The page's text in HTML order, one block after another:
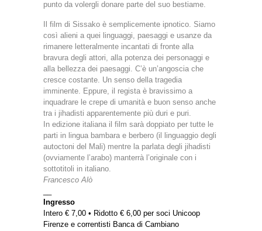
punto da volergli donare parte del suo bestiame.
Il film di Sissako è semplicemente ipnotico. Siamo
così alieni a quei linguaggi, paesaggi e usanze da
rimanere letteralmente incantati di fronte alla
bravura degli attori, alla potenza dei personaggi e
alla bellezza dei paesaggi. C’è un’angoscia che
cresce costante. Un senso della tragedia
imminente. Eppure, il regista è bravissimo a
inquadrare le crepe di umanità e buon senso anche
tra i jihadisti apparentemente più duri e puri.
In edizione italiana il film sarà doppiato per tutte le
parti in lingua bambara e berbero (il linguaggio degli
autoctoni del Mali) mentre la parlata degli jihadisti
(ovviamente l’arabo) manterrà l’originale con i
sottotitoli in italiano.
Francesco Alò
Ingresso
Intero € 7,00 • Ridotto € 6,00 per soci Unicoop
Firenze e correntisti Banca di Cambiano